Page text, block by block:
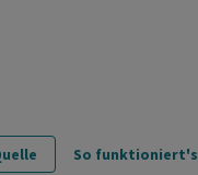
So funktioniert's